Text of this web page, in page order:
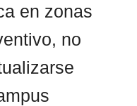
en zonas
no